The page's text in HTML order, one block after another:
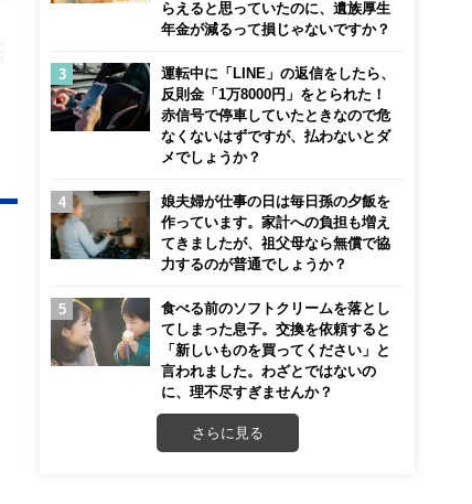
らえると思っていたのに、遺族厚生
年金が減るって損じゃないですか？
運転中に「LINE」の返信をしたら、
反則金「1万8000円」をとられた！
赤信号で停車していたときなので危
なくないはずですが、払わないとダ
メでしょうか？
娘夫婦が仕事の日は毎日孫の夕飯を
作っています。家計への負担も増え
てきましたが、祖父母なら無償で協
力するのが普通でしょうか？
食べる前のソフトクリームを落とし
てしまった息子。交換を依頼すると
「新しいものを買ってください」と
言われました。わざとではないの
に、理不尽すぎませんか？
さらに見る